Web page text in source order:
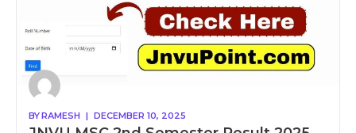
BYRAMESH | DECEMBER 10, 2025